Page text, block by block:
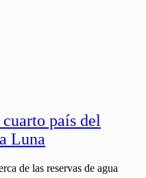
país del
Luna
de las reservas de agua